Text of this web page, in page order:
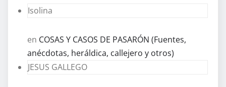
Isolina
en COSAS Y CASOS DE PASARÓN (Fuentes,
anécdotas, heráldica, callejero y otros)
JESUS GALLEGO